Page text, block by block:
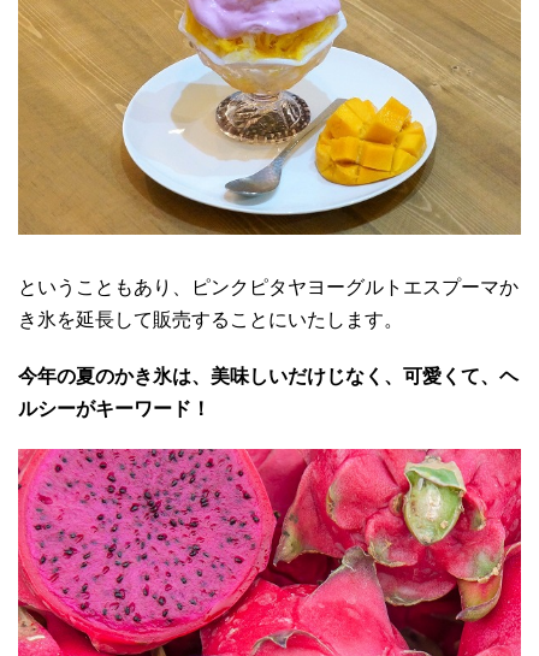
ということもあり、ピンクピタヤヨーグルトエスプーマか
き氷を延長して販売することにいたします。
今年の夏のかき氷は、美味しいだけじなく、可愛くて、ヘ
ルシーがキーワード！